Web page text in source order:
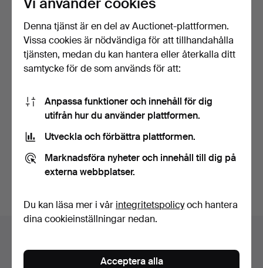
SPEGEL MED 2 FÅGLAR
PÅ RAMEN.
Klubbades 22 jul 2025
1 bud
35 USD
Du söker i vårt arkiv över avslutade auktioner.
Denna tjänst är en del av Auctionet-plattformen.
Vissa cookies är nödvändiga för att tillhandahålla
tjänsten, medan du kan hantera eller återkalla ditt
samtycke för de som används för att:
Anpassa funktioner och innehåll för dig
utifrån hur du använder plattformen.
Utveckla och förbättra plattformen.
Marknadsföra nyheter och innehåll till dig på
externa webbplatser.
Du kan läsa mer i vår integritetspolicyoch hantera
dina cookieinställningar nedan.
Acceptera alla